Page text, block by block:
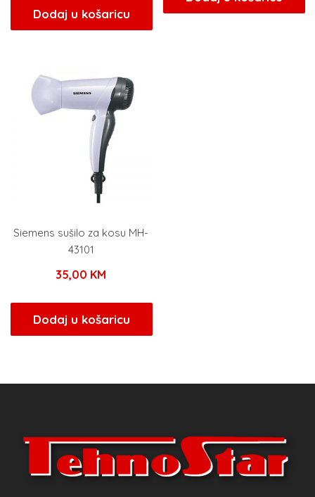
Dodaj u košaricu
Siemens sušilo za kosu MH-
43101
35,00 KM
Dodaj u košaricu